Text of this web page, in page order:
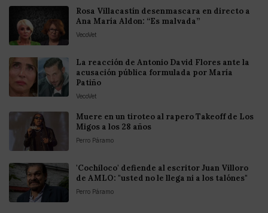
Rosa Villacastín desenmascara en directo a
Ana María Aldon: “Es malvada”
VecoVet
La reacción de Antonio David Flores ante la
acusación pública formulada por María
Patiño
VecoVet
Muere en un tiroteo al rapero Takeoff de Los
Migos a los 28 años
Perro Páramo
'Cochiloco' defiende al escritor Juan Villoro
de AMLO: "usted no le llega ni a los talónes"
Perro Páramo